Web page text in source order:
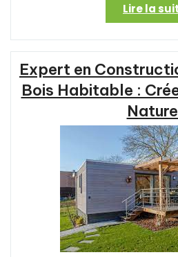
Lire la
Expert en
Bois Habitable :